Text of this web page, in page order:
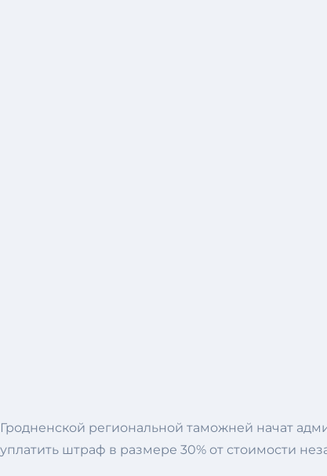
Гродненской региональной таможней начат
уплатить штраф в размере 30% от стоимости